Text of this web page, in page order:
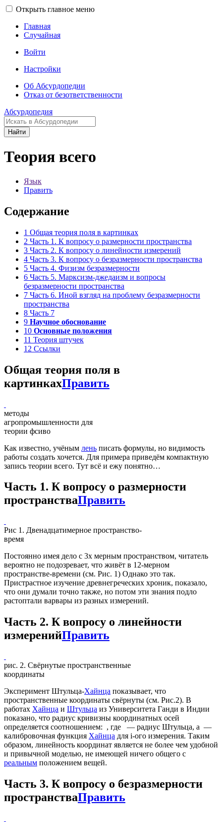
Открыть главное меню
Главная
Случайная
Войти
Настройки
Об Абсурдопедии
Отказ от безответственности
Абсурдопедия
Найти
Теория всего
Язык
Править
Содержание
1 Общая теория поля в картинках
2 Часть 1. К вопросу о размерности пространства
3 Часть 2. К вопросу о линейности измерений
4 Часть 3. К вопросу о безразмерности пространства
5 Часть 4. Физизм безразмерности
6 Часть 5. Марксизм-джедаизм и вопросы
безразмерности пространства
7 Часть 6. Иной взгляд на проблему безразмерности
пространства
8 Часть 7
9 Научное обоснование
10 Основные положения
11 Теория штучек
12 Ссылки
Общая теория поля в
картинкахПравить
методы
агропромышленности для
теории фсиво
Как известно, учёным лень писать формулы, но видимость
работы создать хочется. Для примера приведём компактную
запись теории всего. Тут всё и ежу понятно…
Часть 1. К вопросу о размерности
пространстваПравить
Рис 1. Двенадцатимерное пространство-
время
Постоянно имея дело с 3х мерным пространством, читатель
вероятно не подозревает, что живёт в 12-мерном
пространстве-времени (см. Рис. 1) Однако это так.
Пристрастное изучение древнегреческих хроник, показало,
что они думали точно также, но потом эти знания подло
растоптали варвары из разных измерений.
Часть 2. К вопросу о линейности
измеренийПравить
рис. 2. Свёрнутые пространственные
координаты
Эксперимент Штульца-Хайнца показывает, что
пространственные координаты свёрнуты (см. Рис.2). В
работах Хайнца и Штульца из Университета Ганди в Индии
показано, что радиус кривизны координатных осей
определяется соотношением: , где — радиус Штульца, а —
калибровочная функция Хайнца для i-ого измерения. Таким
образом, линейность координат является не более чем удобной
и привычной моделью, не имеющей ничего общего с
реальным положением вещей.
Часть 3. К вопросу о безразмерности
пространстваПравить